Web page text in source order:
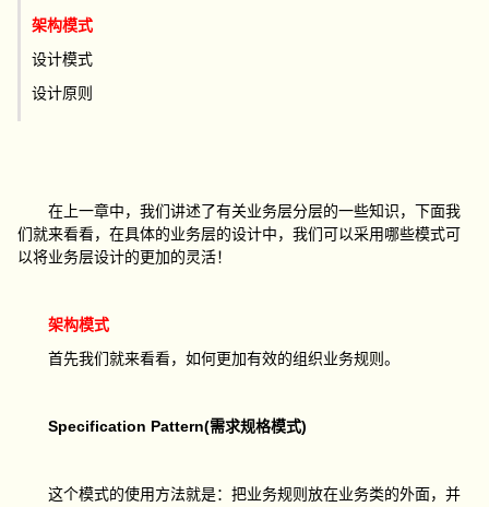
架构模式
设计模式
设计原则
在上一章中，我们讲述了有关业务层分层的一些知识，下面我
们就来看看，在具体的业务层的设计中，我们可以采用哪些模式可
以将业务层设计的更加的灵活！
架构模式
首先我们就来看看，如何更加有效的组织业务规则。
Specification Pattern(需求规格模式)
这个模式的使用方法就是：把业务规则放在业务类的外面，并